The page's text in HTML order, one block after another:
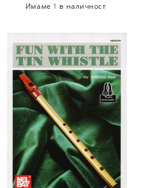
Имаме 1 в наличност